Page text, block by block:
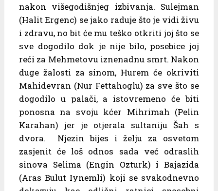
nakon višegodišnjeg izbivanja. Sulejman
(Halit Ergenc) se jako raduje što je vidi živu
i zdravu, no bit će mu teško otkriti joj što se
sve dogodilo dok je nije bilo, posebice joj
reći za Mehmetovu iznenadnu smrt. Nakon
duge žalosti za sinom, Hurem će okriviti
Mahidevran (Nur Fettahoglu) za sve što se
dogodilo u palači, a istovremeno će biti
ponosna na svoju kćer Mihrimah (Pelin
Karahan) jer je otjerala sultaniju Šah s
dvora. Njezin bijes i želju za osvetom
zasjenit će loš odnos sada već odraslih
sinova Selima (Engin Ozturk) i Bajazida
(Aras Bulut Iynemli) koji se svakodnevno